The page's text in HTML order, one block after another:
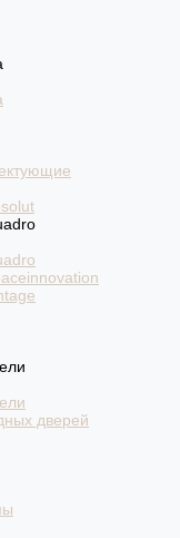
дверей